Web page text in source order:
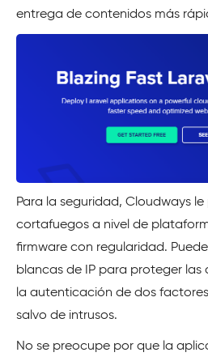
entrega de contenidos más
Para la seguridad, Cloudways
cortafuegos a nivel de
firmware con regularidad.
blancas de IP para proteger las
la autenticación de dos
salvo de intrusos.
No se preocupe por que la